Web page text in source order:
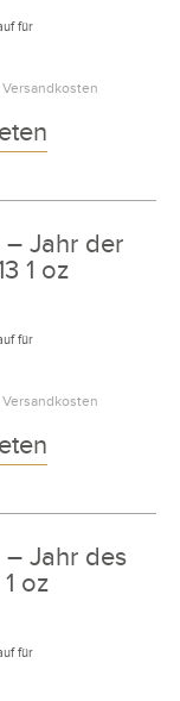
für
Versandkosten
– Jahr der
1 oz
für
Versandkosten
– Jahr des
oz
für